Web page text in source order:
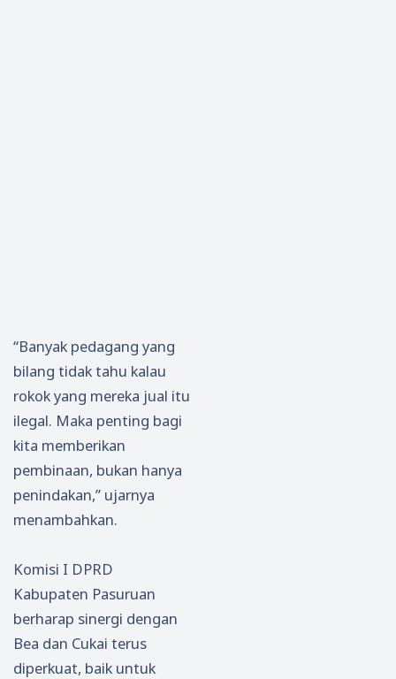
“Banyak pedagang yang
bilang tidak tahu kalau
rokok yang mereka jual itu
ilegal. Maka penting bagi
kita memberikan
pembinaan, bukan hanya
penindakan,” ujarnya
menambahkan.
Komisi I DPRD
Kabupaten Pasuruan
berharap sinergi dengan
Bea dan Cukai terus
diperkuat, baik untuk